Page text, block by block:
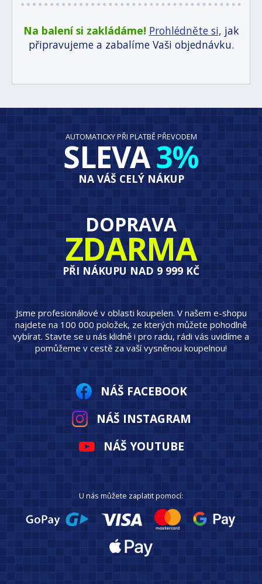
Na balení si zakládáme! Prohlédněte si, jak
připravujeme a zabalíme Vaši objednávku.
AUTOMATICKY PŘI PLATBĚ PŘEVODEM
SLEVA3%
NA VÁŠ CELÝ NÁKUP
DOPRAVA
ZDARMA
PŘI NÁKUPU NAD 9 999 KČ
Jsme profesionálové v oblasti koupelen. V našem e-shopu
najdete na 100 000 položek, ze kterých můžete pohodlně
vybírat. Stavte se u nás klidně i pro radu, rádi vás uvidíme a
pomůžeme v cestě za vaší vysněnou koupelnou!
NÁŠ FACEBOOK
NÁŠ INSTAGRAM
NÁŠ YOUTUBE
U nás můžete zaplatit pomocí: